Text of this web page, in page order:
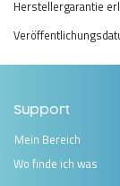
Herstellergarantie
Support
Mein Bereich
Wo finde ich was